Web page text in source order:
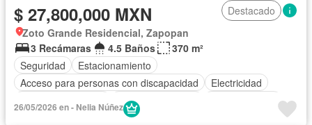
$ 27,800,000 MXN
Destacado
Zoto Grande Residencial, Zapopan
3 Recámaras
4.5 Baños
370 m²
Seguridad
Estacionamiento
Acceso para personas con discapacidad
Electricidad
Cuarto de servicio
Caseta de vigilancia
Sala polivalente
26/05/2026 en - Nelia Núñez